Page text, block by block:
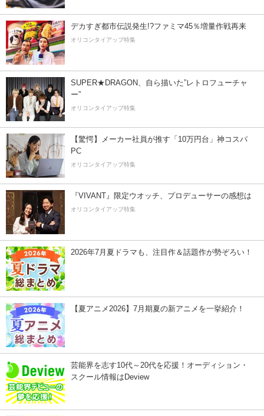
デカすぎ都市伝説発生!?ファミマ45％増量作戦再来
オリコンタイアップ特集
SUPER★DRAGON、自ら描いた”レトロフューチャ
ー”
オリコンタイアップ特集
【驚愕】メーカー社員が推す「10万円台」神コスパ
PC
オリコンタイアップ特集
『VIVANT』限定ウオッチ、プロデューサーの感想は
オリコンタイアップ特集
2026年7月夏ドラマも、注目作＆話題作が勢ぞろい！
【夏アニメ2026】7月期夏の新アニメを一挙紹介！
芸能界を志す10代～20代を応援！オーディション・
スクール情報はDeview